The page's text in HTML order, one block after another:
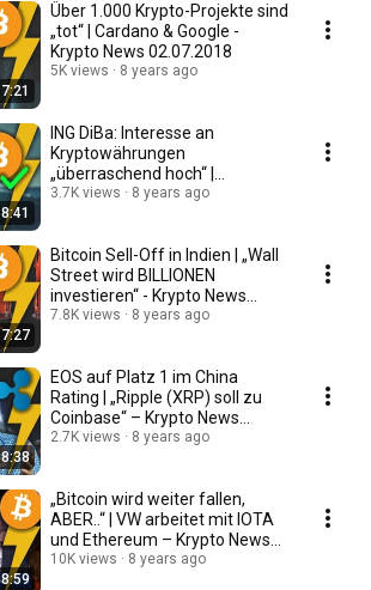
7:21
Über 1.000 Krypto-Projekte sind
„tot“ | Cardano & Google -
Krypto News 02.07.2018
5K views 8 years ago
8:41
ING DiBa: Interesse an
Kryptowährungen
„überraschend hoch“ |
Facebook Rückzieher - News
3.7K views 8 years ago
7:27
Bitcoin Sell-Off in Indien | „Wall
Street wird BILLIONEN
investieren“ - Krypto News
24.06.2018
7.8K views 8 years ago
8:38
EOS auf Platz 1 im China
Rating | „Ripple (XRP) soll zu
Coinbase“ – Krypto News
22.06.2018
2.7K views 8 years ago
8:59
„Bitcoin wird weiter fallen,
ABER..“ | VW arbeitet mit IOTA
und Ethereum – Krypto News
13.06.2018
10K views 8 years ago